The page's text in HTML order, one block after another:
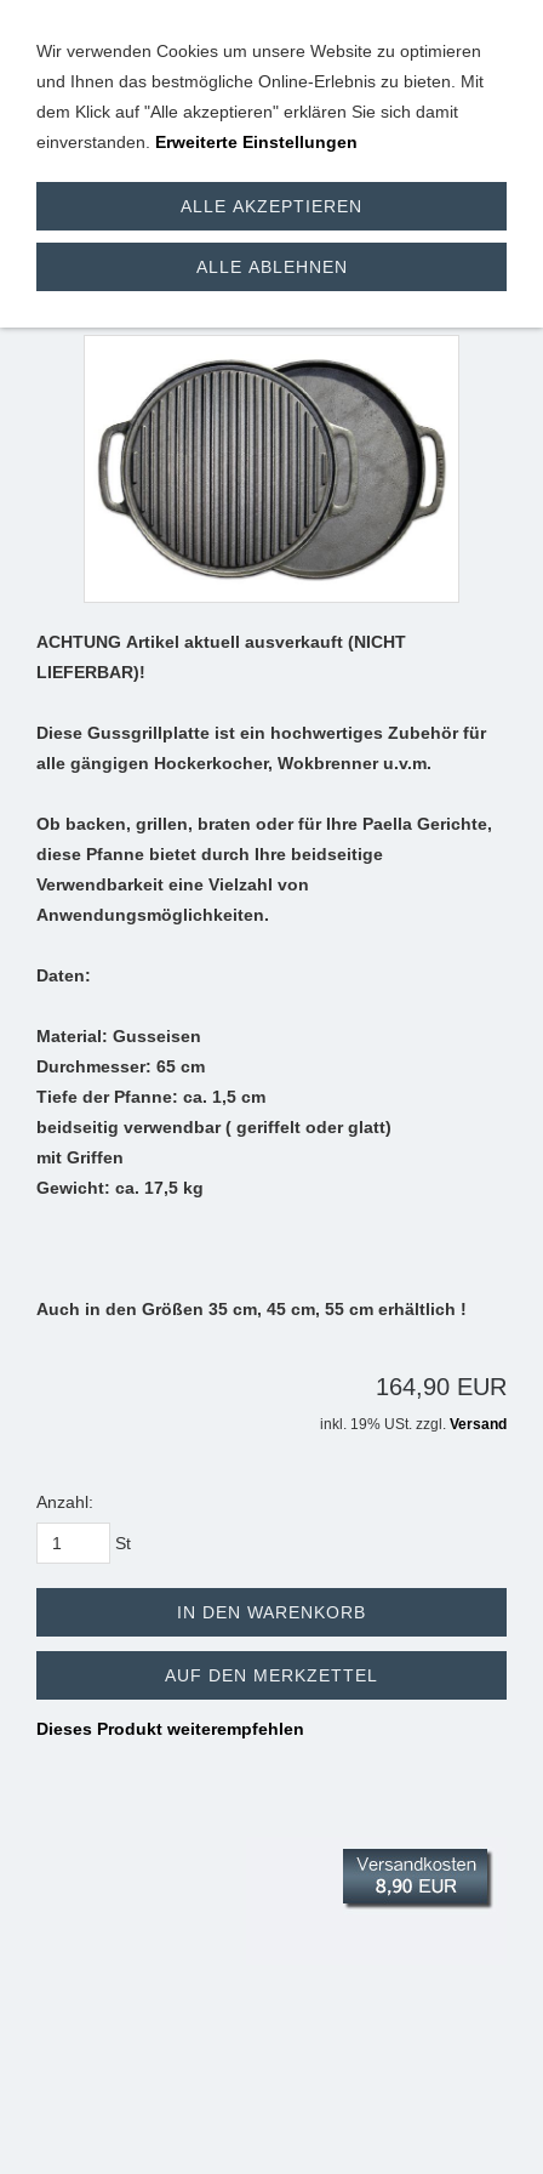
Grillplatte aus
Gusseisen, 65 cm / 2 in
1
ACHTUNG Artikel aktuell ausverkauft (NICHT
LIEFERBAR)!
Diese Gussgrillplatte ist ein hochwertiges Zubehör für
alle gängigen Hockerkocher, Wokbrenner u.v.m.
Ob backen, grillen, braten oder für Ihre Paella Gerichte,
diese Pfanne bietet durch Ihre beidseitige
Verwendbarkeit eine Vielzahl von
Anwendungsmöglichkeiten.
Daten:
Material: Gusseisen
Durchmesser: 65 cm
Tiefe der Pfanne: ca. 1,5 cm
beidseitig verwendbar ( geriffelt oder glatt)
mit Griffen
Gewicht: ca. 17,5 kg
Auch in den Größen 35 cm, 45 cm, 55 cm erhältlich !
164,90 EUR
inkl. 19% USt. zzgl. Versand
Anzahl:
St
IN DEN WARENKORB
AUF DEN MERKZETTEL
Dieses Produkt weiterempfehlen
Wir verwenden Cookies um unsere Website zu optimieren
und Ihnen das bestmögliche Online-Erlebnis zu bieten. Mit
dem Klick auf "Alle akzeptieren" erklären Sie sich damit
einverstanden. Erweiterte Einstellungen
ALLE AKZEPTIEREN
ALLE ABLEHNEN